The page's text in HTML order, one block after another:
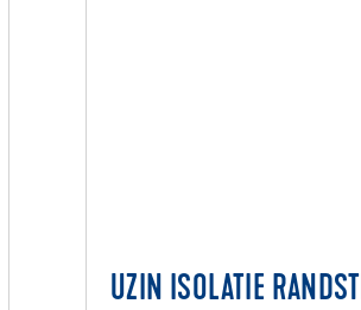
UZIN ISOLATIE